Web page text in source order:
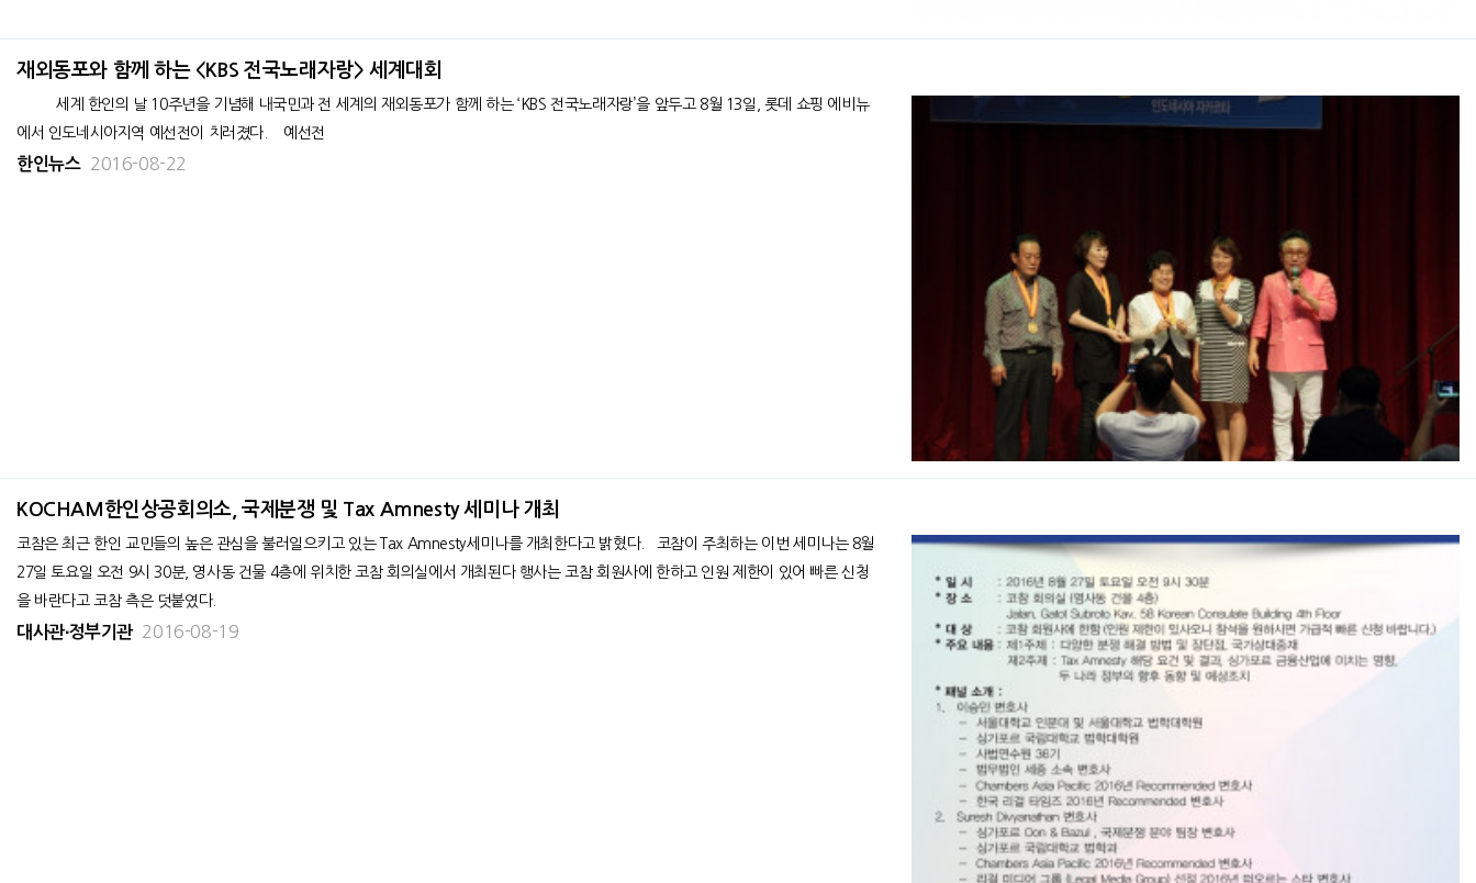
재외동포와 함께 하는 <KBS 전국노래자랑> 세계대회
에서 인도네시아지역 예선전이 치러졌다. 예선전
한인뉴스 2016-08-22
KOCHAM한인상공회의소, 국제분쟁 및 Tax Amnesty 세미나 개최
코참은 최근 한인 교민들의 높은 관심을 불러일으키고 있는 Tax Amnesty세미나를 개최한다고 밝혔다. 코참이 주최하는 이번 세미나는 8월
27일 토요일 오전 9시 30분, 영사동 건물 4층에 위치한 코참 회의실에서 개최된다 행사는 코참 회원사에 한하고 인원 제한이 있어 빠른 신청
대사관∙정부기관 2016-08-19